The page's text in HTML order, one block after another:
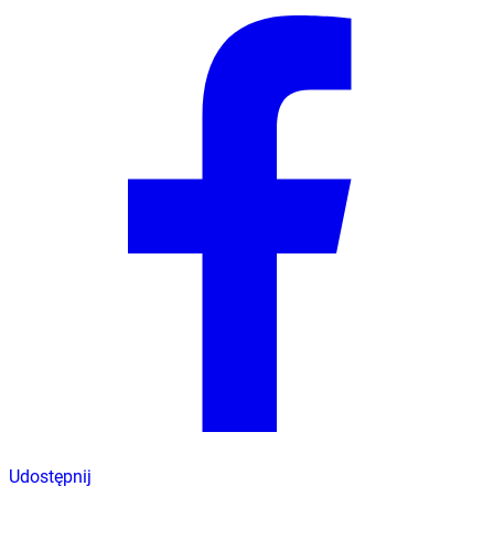
Udostępnij